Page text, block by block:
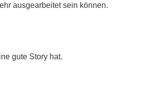
ausgearbeitet sein können.
gute Story hat.